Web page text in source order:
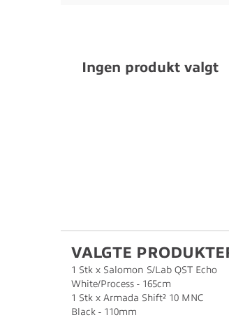
Ingen produkt valgt
VALGTE
1 Stk x Salomon S/Lab QST Echo
White/Process - 165cm
1 Stk x Armada Shift² 10 MNC
Black - 110mm